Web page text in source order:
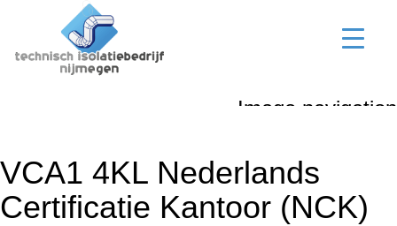
Image navigation
VCA1 4KL Nederlands
Certificatie Kantoor (NCK)